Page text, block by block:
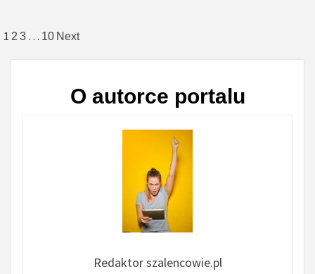
Nawigacja
po
wpisach
1 2 3 … 10 Next
O autorce portalu
Redaktor szalencowie.pl